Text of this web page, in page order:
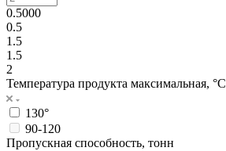
0.5000
0.5
1.5
1.5
2
Температура продукта максимальная, °C
130°
90-120
Пропускная способность, тонн